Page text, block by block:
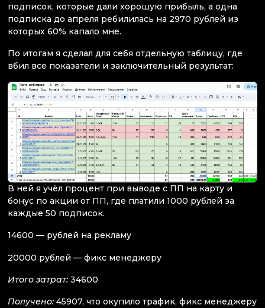
подписок, которые дали хорошую прибыль, а одна
подписка до апреля ребилилась на 2970 рублей из
которых 60% капало мне.
По итогам я сделал для себя отдельную таблицу, где
вбил все показатели и заключительный результат:
В ней я учёл процент при выводе с ПП на карту и
бонус по акции от ПП, где платили 1000 рублей за
каждые 50 подписок.
14600 — рублей на рекламу
20000 рублей — фикс менеджеру
Итого затрат: 34600
Получено: 45907, что окупило трафик, фикс менеджеру